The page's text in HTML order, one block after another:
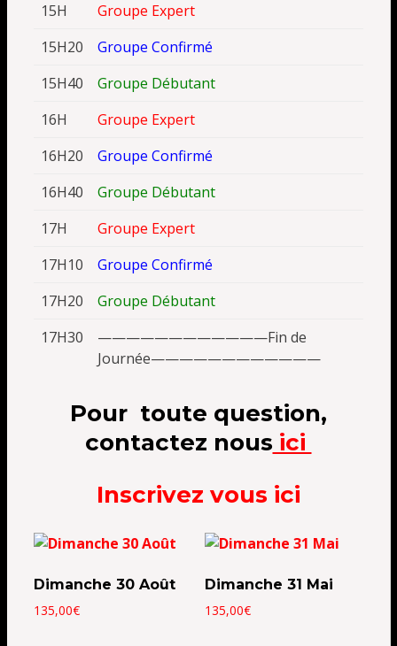
15H
Groupe Expert
15H20
Groupe Confirmé
15H40
Groupe Débutant
16H
Groupe Expert
16H20
Groupe Confirmé
16H40
Groupe Débutant
17H
Groupe Expert
17H10
Groupe Confirmé
17H20
Groupe Débutant
17H30
————————————Fin de
Journée————————————
Pour toute question,
contactez nous ici
Inscrivez vous ici
Dimanche 30 Août
135,00€
Dimanche 31 Mai
135,00€